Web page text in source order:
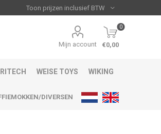
Mijn account
0
€0,00
WEISE TOYS WIKING
DIVERSEN